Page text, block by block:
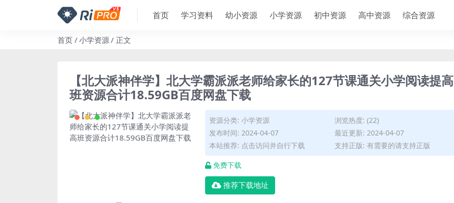
首页 学习资料 幼小资源 小学资源 初中资源 高中资源 综合资源
首页 小学资源 正文
【北大派神伴学】北大学霸派派老师给家长的127节课通关小学阅读提高
班资源合计18.59GB百度网盘下载
资源分类: 小学资源
浏览热度: (22)
发布时间: 2024-04-07
最近更新: 2024-04-07
本站推荐: 点击访问并自行下载
支持正版: 有需要的请支持正版
免费下载
推荐下载地址